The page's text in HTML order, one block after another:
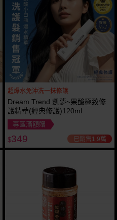
超爆水免沖洗一抹修護
Dream Trend 凱夢~果酸極致修
護精華(經典修護)120ml
專區滿額贈
$349 已銷售1.9萬